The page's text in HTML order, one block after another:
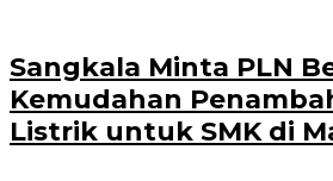
Sangkala Minta PLN
Kemudahan
Listrik untuk SMK di